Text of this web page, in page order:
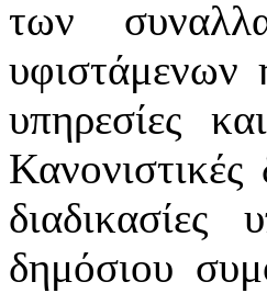
των
υφιστάμενων
υπηρεσίες
Κανονιστικές
δημόσιου